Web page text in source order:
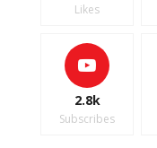
Likes
2.8k
Subscribes